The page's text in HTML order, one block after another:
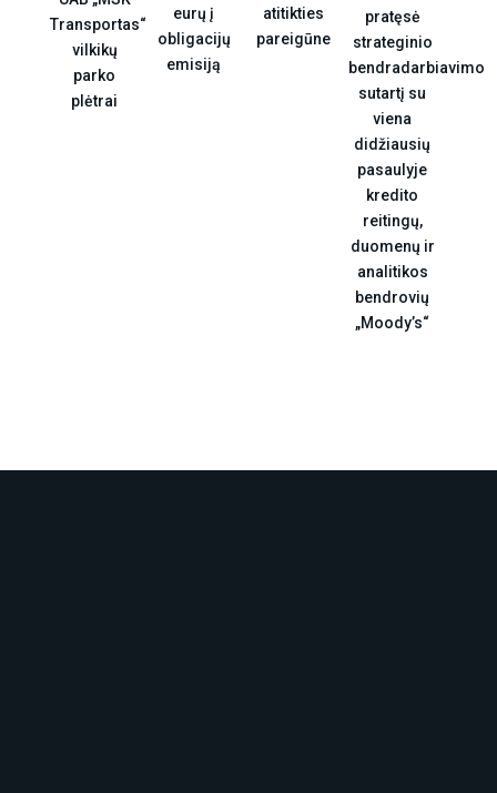
Transportas“
vilkikų
parko
plėtrai
eurų į
obligacijų
emisiją
atitikties
pareigūne
pratęsė
strateginio
bendradarbiavimo
sutartį su
viena
didžiausių
pasaulyje
kredito
reitingų,
duomenų ir
analitikos
bendrovių
„Moody’s“